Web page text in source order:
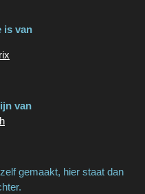
is van
van
gemaakt, hier staat dan